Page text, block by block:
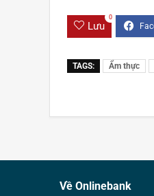
Lưu
0
TAGS: Ẩm thực
Về Onlinebank